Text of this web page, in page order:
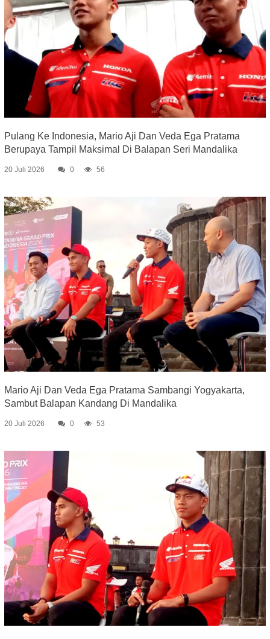
Pulang Ke Indonesia, Mario Aji Dan Veda Ega Pratama
Berupaya Tampil Maksimal Di Balapan Seri Mandalika
20 Juli 2026 0 56
Mario Aji Dan Veda Ega Pratama Sambangi Yogyakarta,
Sambut Balapan Kandang Di Mandalika
20 Juli 2026 0 53